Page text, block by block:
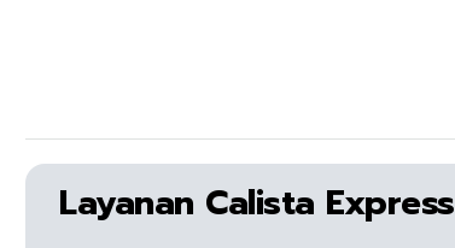
Layanan Calista Express